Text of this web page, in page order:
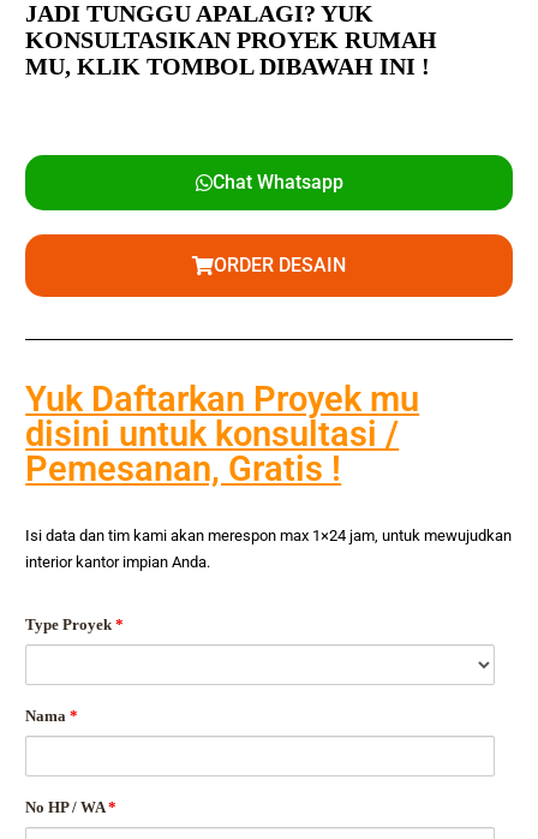
JADI TUNGGU APALAGI? YUK
KONSULTASIKAN PROYEK RUMAH
MU,KLIK TOMBOL DIBAWAH INI !
Chat Whatsapp
ORDER DESAIN
Yuk Daftarkan Proyek mu
disini untuk konsultasi /
Pemesanan, Gratis !
Isi data dan tim kami akan merespon max 1×24 jam, untuk mewujudkan
interior kantor impian Anda.
Type Proyek*
Nama*
No HP / WA*